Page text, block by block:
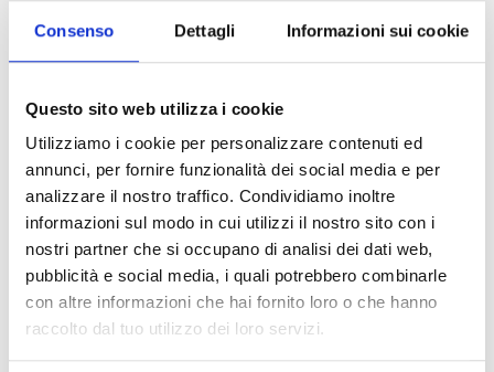
Consenso Dettagli Informazioni sui cookie
Questo sito web utilizza i cookie
Utilizziamo i cookie per personalizzare contenuti ed
annunci, per fornire funzionalità dei social media e per
analizzare il nostro traffico. Condividiamo inoltre
informazioni sul modo in cui utilizzi il nostro sito con i
nostri partner che si occupano di analisi dei dati web,
pubblicità e social media, i quali potrebbero combinarle
con altre informazioni che hai fornito loro o che hanno
raccolto dal tuo utilizzo dei loro servizi.
SOSTENIBILITÀ
Secondo Report di Sostenibilità GRI